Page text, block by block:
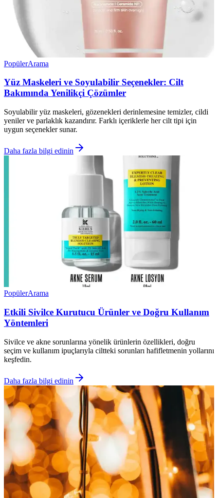
PopülerArama
Yüz Maskeleri ve Soyulabilir Seçenekler: Cilt
Bakımında Yenilikçi Çözümler
Soyulabilir yüz maskeleri, gözenekleri derinlemesine temizler, cildi
yeniler ve parlaklık kazandırır. Farklı içeriklerle her cilt tipi için
uygun seçenekler sunar.
Daha fazla bilgi edinin
PopülerArama
Etkili Sivilce Kurutucu Ürünler ve Doğru Kullanım
Yöntemleri
Sivilce ve akne sorunlarına yönelik ürünlerin özellikleri, doğru
seçim ve kullanım ipuçlarıyla ciltteki sorunları hafifletmenin yollarını
keşfedin.
Daha fazla bilgi edinin